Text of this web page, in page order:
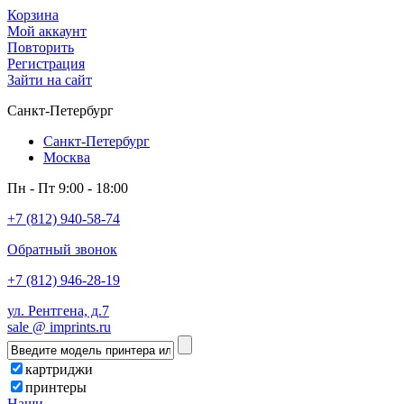
Корзина
Мой аккаунт
Повторить
Регистрация
Зайти на сайт
Санкт-Петербург
Санкт-Петербург
Москва
Пн - Пт 9:00 - 18:00
+7 (812) 940-58-74
Обратный звонок
+7 (812) 946-28-19
ул. Рентгена, д.7
sale @ imprints.ru
картриджи
принтеры